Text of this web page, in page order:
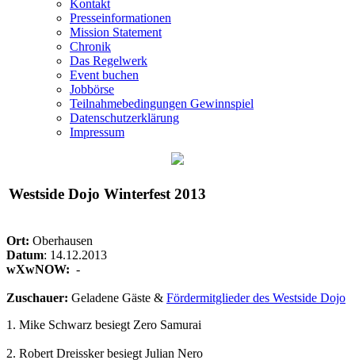
Kontakt
Presseinformationen
Mission Statement
Chronik
Das Regelwerk
Event buchen
Jobbörse
Teilnahmebedingungen Gewinnspiel
Datenschutzerklärung
Impressum
Westside Dojo Winterfest 2013
Ort: Oberhausen
Datum: 14.12.2013
wXwNOW: -
Zuschauer: Geladene Gäste & Fördermitglieder des Westside Dojo
1. Mike Schwarz besiegt Zero Samurai
2. Robert Dreissker besiegt Julian Nero